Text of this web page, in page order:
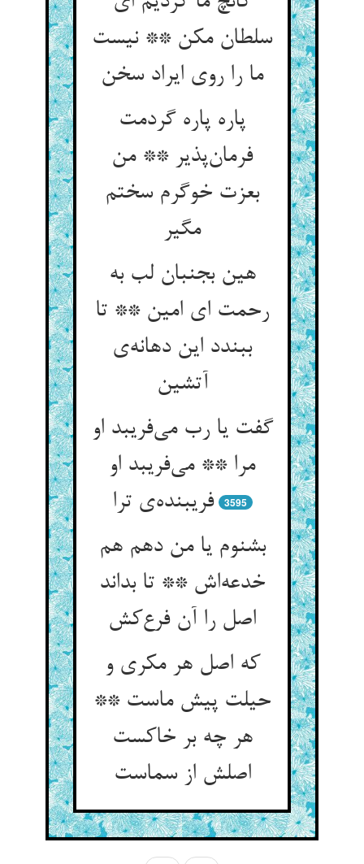
سلطان مکن ** نیست
ما را روی ایراد سخن
پاره پاره گردمت
فرمان‌پذیر ** من
بعزت خوگرم سختم
مگیر
هین بجنبان لب به
رحمت ای امین ** تا
ببندد این دهانه‌ی
آتشین
گفت یا رب می‌فریبد او
مرا ** می‌فریبد او
فریبنده‌ی ترا
3595
بشنوم یا من دهم هم
خدعه‌اش ** تا بداند
اصل را آن فرع‌کش
که اصل هر مکری و
حیلت پیش ماست **
هر چه بر خاکست
اصلش از سماست